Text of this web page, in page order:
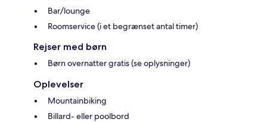
Bar/lounge
Roomservice (i et begrænset antal timer)
Rejser med børn
Børn overnatter gratis (se oplysninger)
Oplevelser
Mountainbiking
Billard- eller poolbord